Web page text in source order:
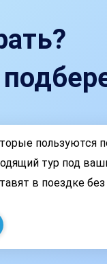
пользуются
тур под
в поездке